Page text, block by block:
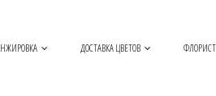
ДОСТАВКА ЦВЕТОВ